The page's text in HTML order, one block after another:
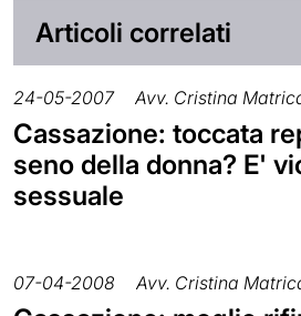
Articoli correlati
24-05-2007 Avv. Cristina
Cassazione: toccata
seno della donna? E'
sessuale
07-04-2008 Avv. Cristina